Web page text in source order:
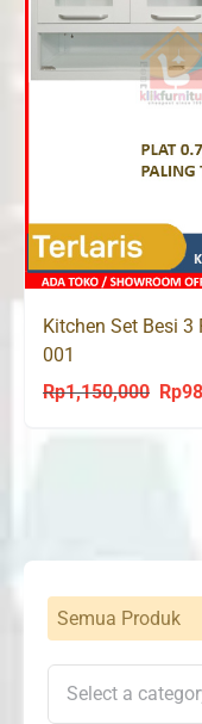
Kitchen Set Besi 3
001
Rp1,150,000 Rp
Semua Produk